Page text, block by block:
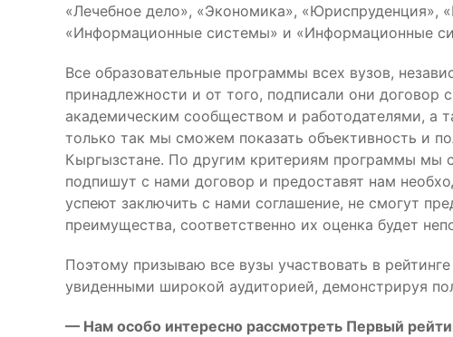
«Лечебное дело», «Экономика», «Юриспруденция»,
«Информационные системы» и «Информационные
Все образовательные программы всех вузов,
принадлежности и от того, подписали они договор
академическим сообществом и работодателями, а
только так мы сможем показать объективность и
Кыргызстане. По другим критериям программы мы
подпишут с нами договор и предоставят нам
успеют заключить с нами соглашение, не смогут
преимущества, соответственно их оценка будет
Поэтому призываю все вузы участвовать в
увиденными широкой аудиторией, демонстрируя
— Нам особо интересно рассмотреть Первый